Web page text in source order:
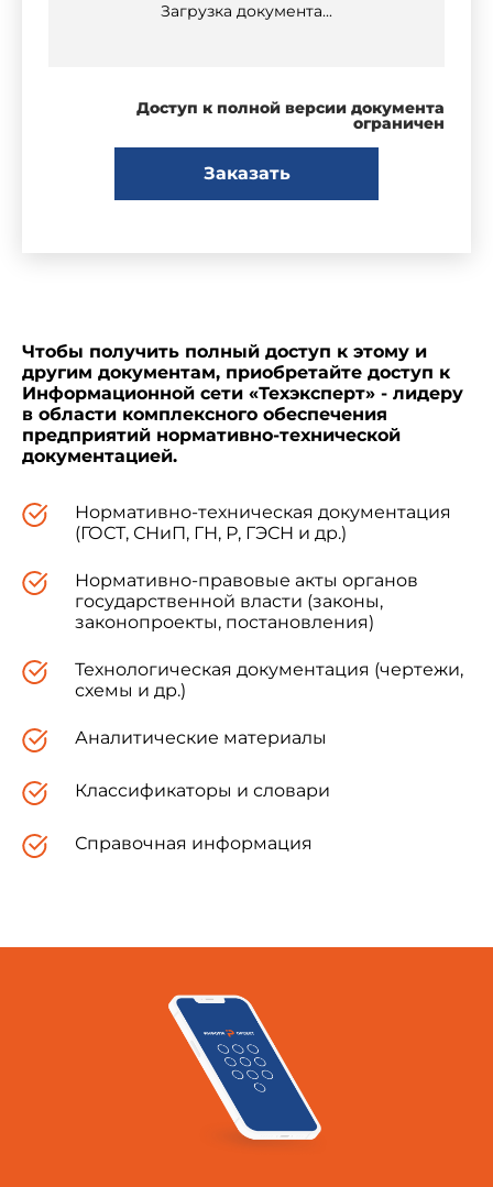
Загрузка документа...
Доступ к полной версии документа
ограничен
Заказать
Чтобы получить полный доступ к этому и
другим документам, приобретайте доступ к
Информационной сети «Техэксперт» - лидеру
в области комплексного обеспечения
предприятий нормативно-технической
документацией.
Нормативно-техническая документация
(ГОСТ, СНиП, ГН, Р, ГЭСН и др.)
Нормативно-правовые акты органов
государственной власти (законы,
законопроекты, постановления)
Технологическая документация (чертежи,
схемы и др.)
Аналитические материалы
Классификаторы и словари
Справочная информация